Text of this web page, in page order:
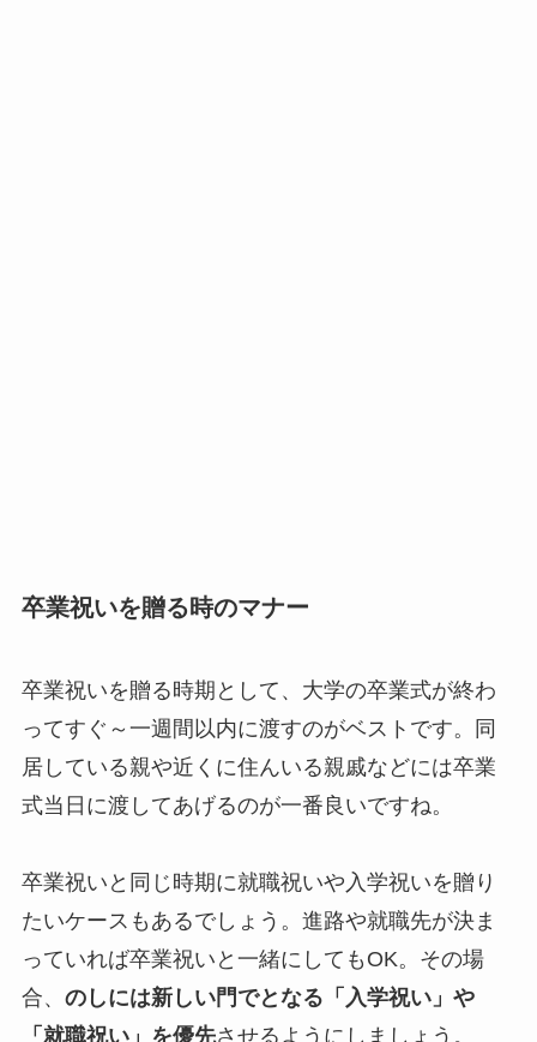
卒業祝いを贈る時のマナー
卒業祝いを贈る時期として、大学の卒業式が終わ
ってすぐ～一週間以内に渡すのがベストです。同
居している親や近くに住んいる親戚などには卒業
式当日に渡してあげるのが一番良いですね。
卒業祝いと同じ時期に就職祝いや入学祝いを贈り
たいケースもあるでしょう。進路や就職先が決ま
っていれば卒業祝いと一緒にしてもOK。その場
合、 のしには新しい門でとなる「入学祝い」や
「就職祝い」を優先させるようにしましょう。